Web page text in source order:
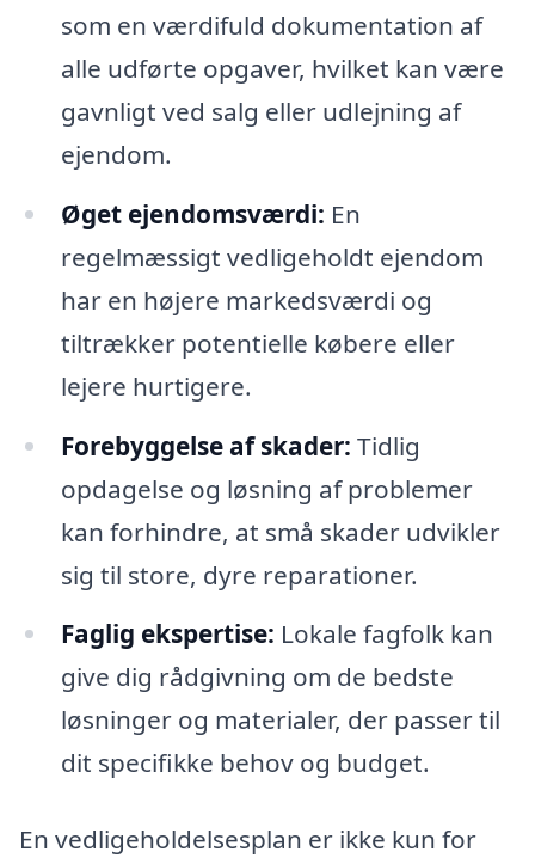
som en værdifuld dokumentation af
alle udførte opgaver, hvilket kan være
gavnligt ved salg eller udlejning af
ejendom.
Øget ejendomsværdi: En
regelmæssigt vedligeholdt ejendom
har en højere markedsværdi og
tiltrækker potentielle købere eller
lejere hurtigere.
Forebyggelse af skader: Tidlig
opdagelse og løsning af problemer
kan forhindre, at små skader udvikler
sig til store, dyre reparationer.
Faglig ekspertise: Lokale fagfolk kan
give dig rådgivning om de bedste
løsninger og materialer, der passer til
dit specifikke behov og budget.
En vedligeholdelsesplan er ikke kun for